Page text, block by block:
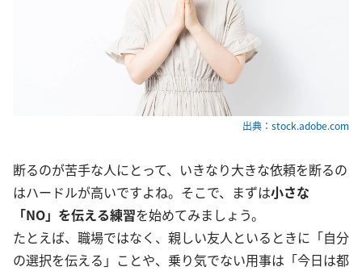
出典：stock.adobe.com
断るのが苦手な人にとって、いきなり大きな依頼を断るの
はハードルが高いですよね。そこで、まずは小さな
「NO」を伝える練習を始めてみましょう。
たとえば、職場ではなく、親しい友人といるときに「自分
の選択を伝える」ことや、乗り気でない用事は「今日は都